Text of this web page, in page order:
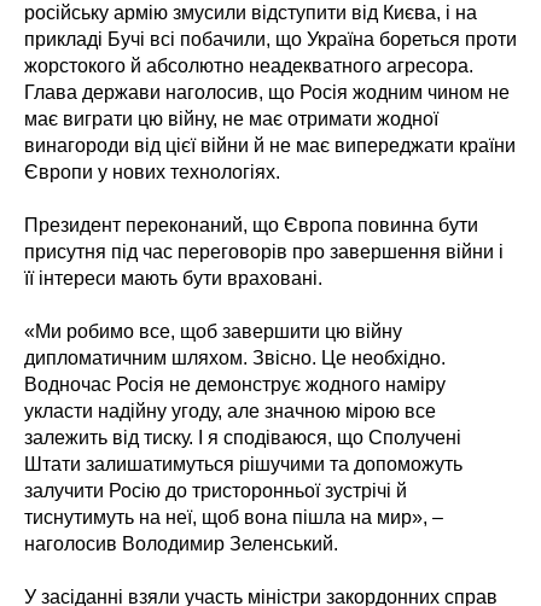
російську армію змусили відступити від Києва, і на
прикладі Бучі всі побачили, що Україна бореться проти
жорстокого й абсолютно неадекватного агресора.
Глава держави наголосив, що Росія жодним чином не
має виграти цю війну, не має отримати жодної
винагороди від цієї війни й не має випереджати країни
Європи у нових технологіях.
Президент переконаний, що Європа повинна бути
присутня під час переговорів про завершення війни і
її інтереси мають бути враховані.
«Ми робимо все, щоб завершити цю війну
дипломатичним шляхом. Звісно. Це необхідно.
Водночас Росія не демонструє жодного наміру
укласти надійну угоду, але значною мірою все
залежить від тиску. І я сподіваюся, що Сполучені
Штати залишатимуться рішучими та допоможуть
залучити Росію до тристоронньої зустрічі й
тиснутимуть на неї, щоб вона пішла на мир», –
наголосив Володимир Зеленський.
У засіданні взяли участь міністри закордонних справ